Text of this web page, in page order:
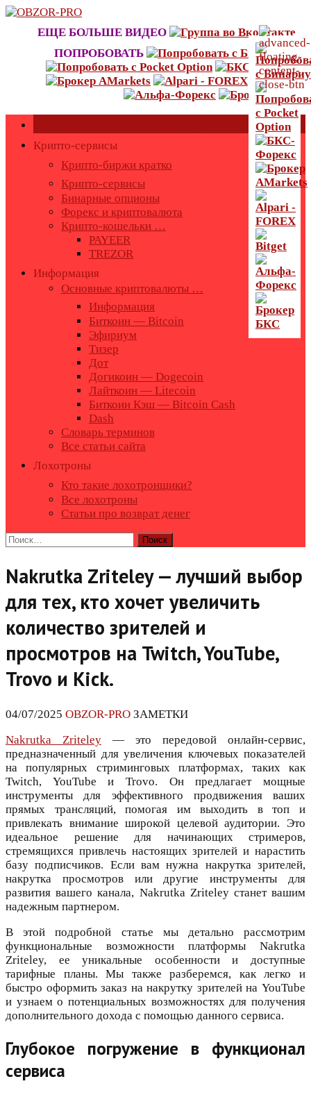
Skip
content
ЕЩЕ БОЛЬШЕ ВИДЕО
ПОПРОБОВАТЬ
Крипто-сервисы
Крипто-биржи кратко
Крипто-сервисы
Бинарные опционы
Форекс и криптовалюта
Крипто-кошельки …
PAYEER
TREZOR
Информация
Основные криптовалюты …
Информация
Биткоин — Bitcoin
Эфириум
Тизер
Дот
Догикоин — Dogecoin
Лайткоин — Litecoin
Биткоин Кэш — Bitcoin Cash
Dash
Словарь терминов
Все статьи сайта
Лохотроны
Кто такие лохотронщики?
Все лохотроны
Статьи про возврат денег
Найти:
Nakrutka Zriteley — лучший выбор
для тех, кто хочет увеличить
количество зрителей и
просмотров на Twitch, YouTube,
Trovo и Kick.
04/07/2025 OBZOR-PRO ЗАМЕТКИ
Nakrutka Zriteley — это передовой онлайн-сервис,
предназначенный для увеличения ключевых показателей
на популярных стриминговых платформах, таких как
Twitch, YouTube и Trovo. Он предлагает мощные
инструменты для эффективного продвижения ваших
прямых трансляций, помогая им выходить в топ и
привлекать внимание широкой целевой аудитории. Это
идеальное решение для начинающих стримеров,
стремящихся привлечь настоящих зрителей и нарастить
базу подписчиков. Если вам нужна накрутка зрителей,
накрутка просмотров или другие инструменты для
развития вашего канала, Nakrutka Zriteley станет вашим
надежным партнером.
В этой подробной статье мы детально рассмотрим
функциональные возможности платформы Nakrutka
Zriteley, ее уникальные особенности и доступные
тарифные планы. Мы также разберемся, как легко и
быстро оформить заказ на накрутку зрителей на YouTube
и узнаем о потенциальных возможностях для получения
дополнительного дохода с помощью данного сервиса.
Глубокое погружение в функционал
сервиса